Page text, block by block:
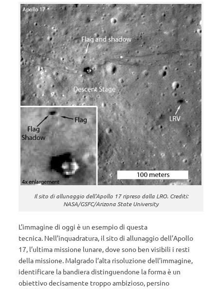
Il sito di allunaggio dell'Apollo 17 ripreso dalla LRO. Crediti:
NASA/GSFC/Arizona State University
L’immagine di oggi è un esempio di questa
tecnica. Nell’inquadratura, il sito di allunaggio dell’Apollo
17, l’ultima missione lunare, dove sono ben visibili i resti
della missione. Malgrado l’alta risoluzione dell’immagine,
identificare la bandiera distinguendone la forma è un
obiettivo decisamente troppo ambizioso, persino